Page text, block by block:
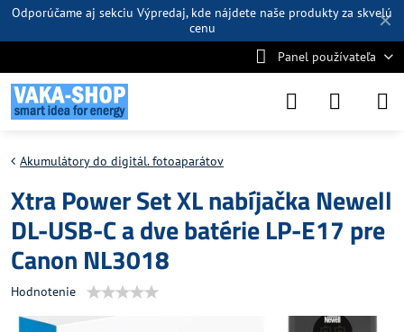
✕
Odporúčame aj sekciu Výpredaj, kde nájdete naše produkty za skvelú
cenu
Panel používateľa
Akumulátory do digitál. fotoaparátov
Xtra Power Set XL nabíjačka Newell
DL-USB-C a dve batérie LP-E17 pre
Canon NL3018
Hodnotenie